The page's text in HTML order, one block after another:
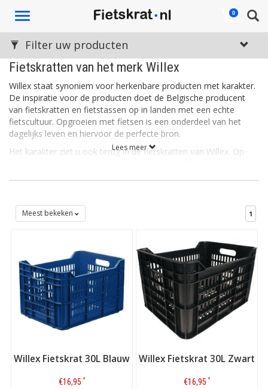
Toggle
0
Fietskratten van het merk Willex
Willex staat synoniem voor herkenbare producten met karakter.
De inspiratie voor de producten doet de Belgische producent
van fietskratten en fietstassen op in landen met een echte
fietscultuur. Opgroeien met fietsen is een onderdeel van het
dagelijks leven en hiervoor de perfecte bron.
Het karakter ziet u ook terug in de fietskratten van Willex. Op
Lees meer
Filter uw producten
Meest bekeken 1
Willex Fietskrat 30L Blauw
€16,95 *
Willex Fietskrat 30L Zwart
€16,95 *